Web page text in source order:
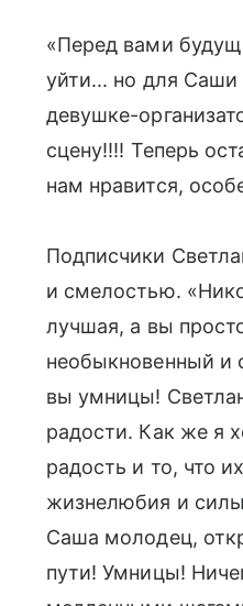
«Перед вами
уйти... но для
девушке-
сцену!!!! Теперь
нам нравится,
Подписчики
и смелостью.
лучшая, а вы
необыкновенный и
вы умницы!
радости. Как же я
радость и то, что
жизнелюбия и
Саша молодец,
пути! Умницы!